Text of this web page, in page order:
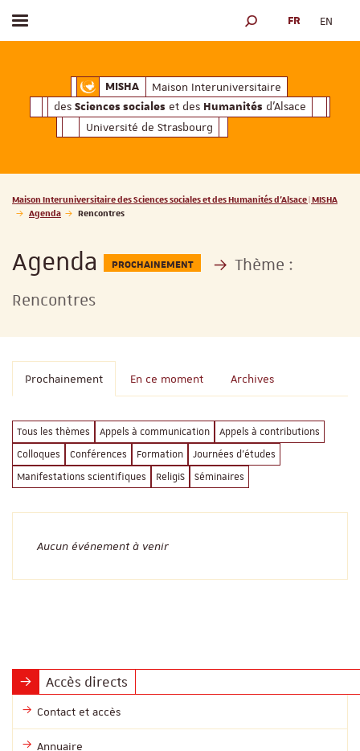
MISHAMaison Interuniversitaire des
Maison Interuniversitaire
des Sciences sociales et des Humanités d'Alsace
Université de Strasbourg
Afficher / masquer le menu MOTEUR DE
FR EN
Vous êtes ici :
Maison Interuniversitaire des Sciences sociales et des Humanités d'Alsace | MISHA
Agenda
Rencontres
Agenda PROCHAINEMENT
Thème :
Rencontres
Prochainement En ce moment Archives
Tous les thèmes Appels à communication
Appels à contributions
Colloques
Conférences Formation
Journées d'études
Manifestations scientifiques
ReligiS Séminaires
Aucun événement à venir
Accès directs
Contact et accès
Annuaire